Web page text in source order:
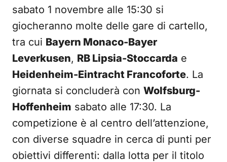
sabato 1 novembre alle 15:30 si
giocheranno molte delle gare di cartello,
tra cui Bayern Monaco-Bayer
Leverkusen, RB Lipsia-Stoccarda e
Heidenheim-Eintracht Francoforte. La
giornata si concluderà con Wolfsburg-
Hoffenheim sabato alle 17:30. La
competizione è al centro dell’attenzione,
con diverse squadre in cerca di punti per
obiettivi differenti: dalla lotta per il titolo